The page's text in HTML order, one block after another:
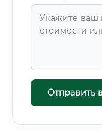
Отправить